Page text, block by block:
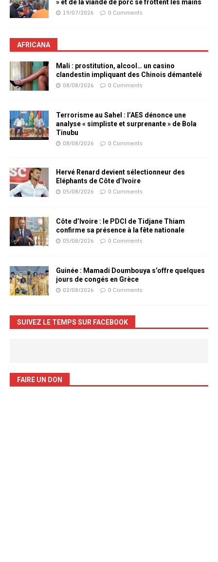
» et de la viande de porc se frottent les mains
19/07/2026 0 Comments
AFRICANA
Mali : prostitution, alcool… un casino
clandestin impliquant des Chinois démantelé
08/08/2026 0 Comments
Terrorisme au Sahel : l’AES dénonce une
analyse « simpliste et surprenante » de Bola
Tinubu
08/08/2026 0 Comments
Hervé Renard devient sélectionneur des
Eléphants de Côte d’Ivoire
05/08/2026 0 Comments
Côte d’Ivoire : le PDCI de Tidjane Thiam
confirme sa présence à la fête nationale
05/08/2026 0 Comments
Guinée : Mamadi Doumbouya s’offre quelques
jours de congés en Grèce
02/08/2026 0 Comments
SUIVEZ LE TEMPS SUR FACEBOOK
FAIRE UN DON